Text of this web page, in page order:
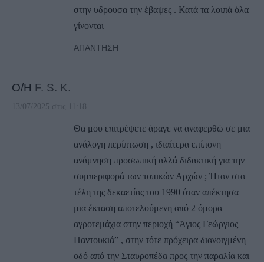
στην υδρουσα την έβαψες . Κατά τα λοιπά όλα
γίνονται
ΑΠΆΝΤΗΣΗ
Ο/Η F. S. K.
13/07/2025 στις 11:18
Θα μου επιτρέψετε άραγε να αναφερθώ σε μια
ανάλογη περίπτωση , ιδιαίτερα επίπονη
ανάμνηση προσωπική αλλά διδακτική για την
συμπεριφορά των τοπικών Αρχών ; Ήταν στα
τέλη της δεκαετίας του 1990 όταν απέκτησα
μια έκταση αποτελούμενη από 2 όμορα
αγροτεμάχια στην περιοχή “Άγιος Γεώργιος –
Παντουκιά” , στην τότε πρόχειρα διανοιγμένη
οδό από την Σταυροπέδα προς την παραλία και